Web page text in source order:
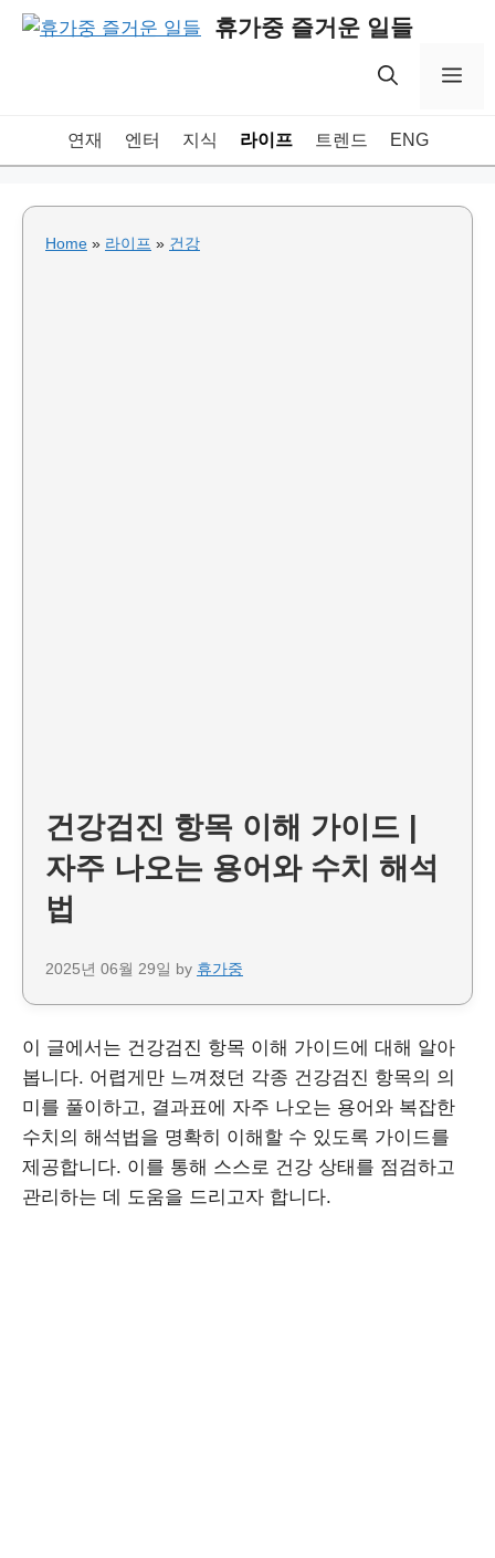
Skip
휴가중 즐거운 일들
연재 엔터 지식 라이프 트렌드 ENG
Home » 라이프 » 건강
건강검진 항목 이해 가이드 |
자주 나오는 용어와 수치 해석
법
2025년 06월 29일 by 휴가중
이 글에서는 건강검진 항목 이해 가이드에 대해 알아
봅니다. 어렵게만 느껴졌던 각종 건강검진 항목의 의
미를 풀이하고, 결과표에 자주 나오는 용어와 복잡한
수치의 해석법을 명확히 이해할 수 있도록 가이드를
제공합니다. 이를 통해 스스로 건강 상태를 점검하고
관리하는 데 도움을 드리고자 합니다.